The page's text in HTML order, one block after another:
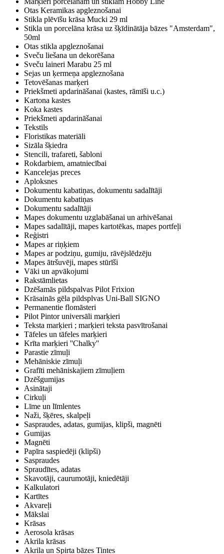
Otas Keramikas apgleznošanai
Stikla plēvīšu krāsa Mucki 29 ml
Stikla un porcelāna krāsa uz šķīdinātāja bāzes "Amsterdam",
50ml
Otas stikla apgleznošanai
Sveču liešana un dekorēšana
Sveču laineri Marabu 25 ml
Sejas un ķermeņa apgleznošana
Tetovēšanas marķeri
Priekšmeti apdarināšanai (kastes, rāmīši u.c.)
Kartona kastes
Koka kastes
Priekšmeti apdarināšanai
Tekstils
Floristikas materiāli
Sizāla šķiedra
Stencili, trafareti, šabloni
Rokdarbiem, amatniecībai
Kancelejas preces
Aploksnes
Dokumentu kabatiņas, dokumentu sadalītāji
Dokumentu kabatiņas
Dokumentu sadalītāji
Mapes dokumentu uzglabāšanai un arhivēšanai
Mapes sadalītāji, mapes kartotēkas, mapes portfeļi
Reģistri
Mapes ar riņķiem
Mapes ar podziņu, gumiju, rāvējslēdzēju
Mapes ātršuvēji, mapes stūrīši
Vāki un apvākojumi
Rakstāmlietas
Dzēšamās pildspalvas Pilot Frixion
Krāsainās gēla pildsplvas Uni-Ball SIGNO
Permanentie flomāsteri
Pilot Pintor universāli marķieri
Teksta marķieri ; marķieri teksta pasvītrošanai
Tāfeles un tāfeles marķieri
Krīta marķieri ''Chalky''
Parastie zīmuļi
Mehāniskie zīmuļi
Grafīti mehāniskajiem zīmuļiem
Dzēšgumijas
Asinātaji
Cirkuļi
Līme un līmlentes
Naži, šķēres, skalpeļi
Saspraudes, adatas, gumijas, klipši, magnēti
Gumijas
Magnēti
Papīra saspiedēji (klipši)
Saspraudes
Spraudītes, adatas
Skavotāji, caurumotāji, kniedētāji
Kalkulatori
Kartītes
Akvareļi
Mākslai
Krāsas
Aerosola krāsas
Akrila krāsas
Akrila un Spirta bāzes Tintes